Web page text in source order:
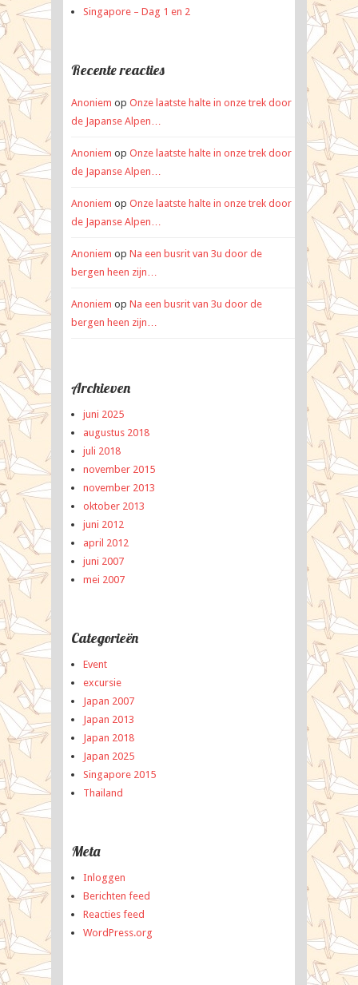
Singapore – Dag 1 en 2
Recente reacties
Anoniem op Onze laatste halte in onze trek door
de Japanse Alpen…
Anoniem op Onze laatste halte in onze trek door
de Japanse Alpen…
Anoniem op Onze laatste halte in onze trek door
de Japanse Alpen…
Anoniem op Na een busrit van 3u door de
bergen heen zijn…
Anoniem op Na een busrit van 3u door de
bergen heen zijn…
Archieven
juni 2025
augustus 2018
juli 2018
november 2015
november 2013
oktober 2013
juni 2012
april 2012
juni 2007
mei 2007
Categorieën
Event
excursie
Japan 2007
Japan 2013
Japan 2018
Japan 2025
Singapore 2015
Thailand
Meta
Inloggen
Berichten feed
Reacties feed
WordPress.org